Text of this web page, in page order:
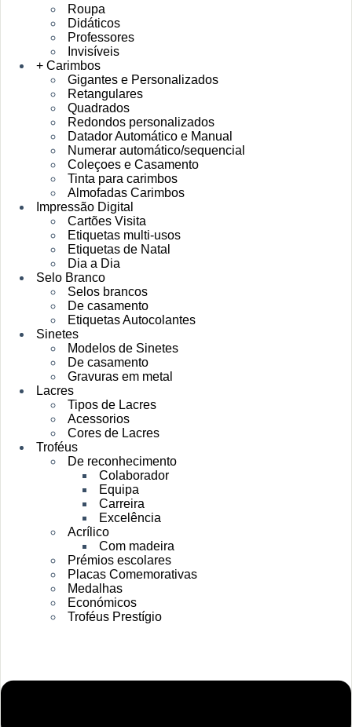
Roupa
Didáticos
Professores
Invisíveis
+ Carimbos
Gigantes e Personalizados
Retangulares
Quadrados
Redondos personalizados
Datador Automático e Manual
Numerar automático/sequencial
Coleçoes e Casamento
Tinta para carimbos
Almofadas Carimbos
Impressão Digital
Cartões Visita
Etiquetas multi-usos
Etiquetas de Natal
Dia a Dia
Selo Branco
Selos brancos
De casamento
Etiquetas Autocolantes
Sinetes
Modelos de Sinetes
De casamento
Gravuras em metal
Lacres
Tipos de Lacres
Acessorios
Cores de Lacres
Troféus
De reconhecimento
Colaborador
Equipa
Carreira
Excelência
Acrílico
Com madeira
Prémios escolares
Placas Comemorativas
Medalhas
Económicos
Troféus Prestígio